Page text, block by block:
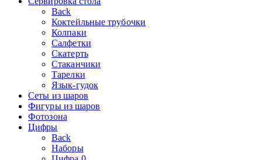
Back
Коктейльные трубочки
Колпаки
Салфетки
Скатерть
Стаканчики
Тарелки
Язык-гудок
Сеты из шаров
Фигуры из шаров
Фотозона
Цифры
Back
Наборы